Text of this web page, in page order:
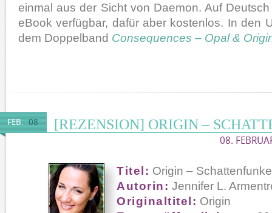
einmal aus der Sicht von Daemon. Auf
eBook verfügbar, dafür aber kostenlos. In den
dem Doppelband Consequences – Opal &
FEB. 08 [REZENSION] ORIGIN –
08.
Titel: Origin – Schattenfunke
Autorin: Jennifer L.
Originaltitel: Origin